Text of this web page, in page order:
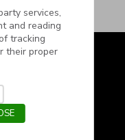
our collections
services,
and reading
tracking
their proper